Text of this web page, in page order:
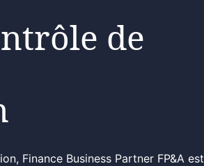
de
Finance Business Partner FP&A est